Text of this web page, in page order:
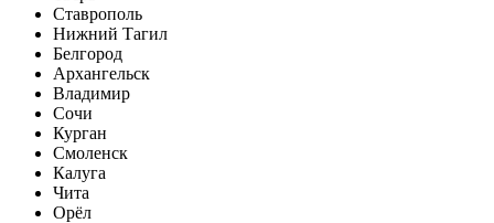
Ставрополь
Нижний Тагил
Белгород
Архангельск
Владимир
Сочи
Курган
Смоленск
Калуга
Чита
Орёл